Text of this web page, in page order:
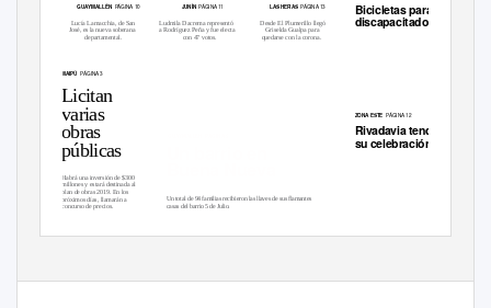
GUAYMALLÉN PÁGINA 10 JUNÍN PÁGINA 11 LAS HERAS PÁGINA 13 Bicicletas para
discapacitados
Lucía Lamacchia, de San
José, es la nueva soberana
departamental.
Ludmila Dacrema representó
a Rodríguez Peña y fue electa
con 47 votos.
Desde El Plumerillo llegó
Griselda Gualpa para
quedarse con la corona.
MAIPÚPÁGINA 3
Licitan
varias
obras
ZONA ESTE PÁGINA 12
Rivadavia tendrá
su celebración
públicas
Habrá una inversión de $300
millones y estará destinada al
plan de obras 2019. En los
próximos días, llamarán a
concurso de precios.
Un total de 94 familias recibieron las llaves de sus flamantes
casas del barrio 5 de Julio.